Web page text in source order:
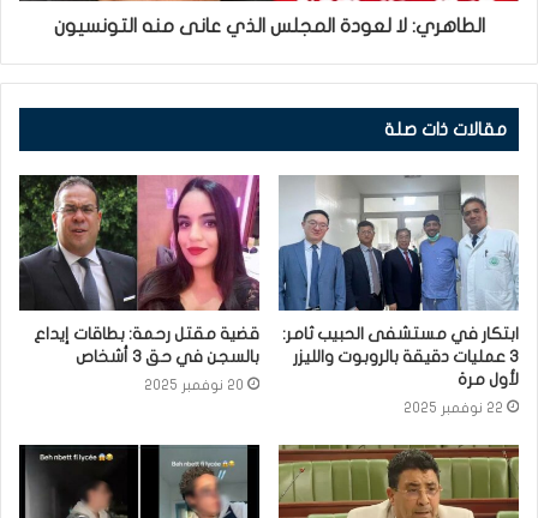
الطاهري: لا لعودة المجلس الذي عانى منه التونسيون
مقالات ذات صلة
ابتكار في مستشفى الحبيب ثامر:
3 عمليات دقيقة بالروبوت والليزر
لأول مرة
22 نوفمبر 2025
قضية مقتل رحمة: بطاقات إيداع
بالسجن في حق 3 أشخاص
20 نوفمبر 2025